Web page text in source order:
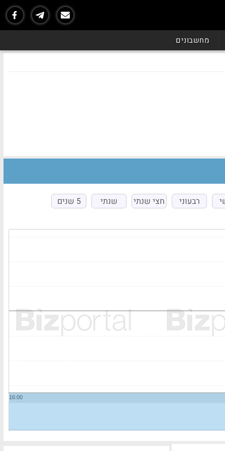
מחשבונים
רבעוני חצי שנתי שנתי 5 שנים